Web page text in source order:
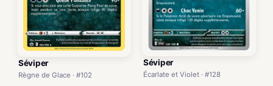
Séviper
Règne de Glace · #102
Séviper
Écarlate et Violet · #128